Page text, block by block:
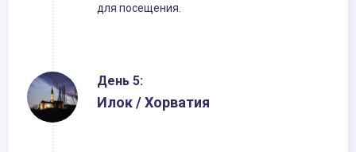
для посещения.
День 5:
Илок / Хорватия